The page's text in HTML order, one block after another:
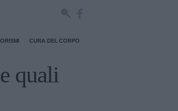
CURA DEL CORPO
quali